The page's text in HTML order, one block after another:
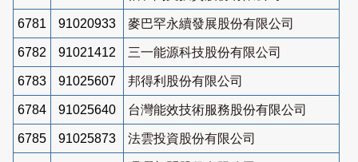
6781 91020933 麥巴罕永續發展股份有限公司
6782 91021412 三一能源科技股份有限公司
6783 91025607 邦得利股份有限公司
6784 91025640 台灣能效技術服務股份有限公司
6785 91025873 法雲投資股份有限公司